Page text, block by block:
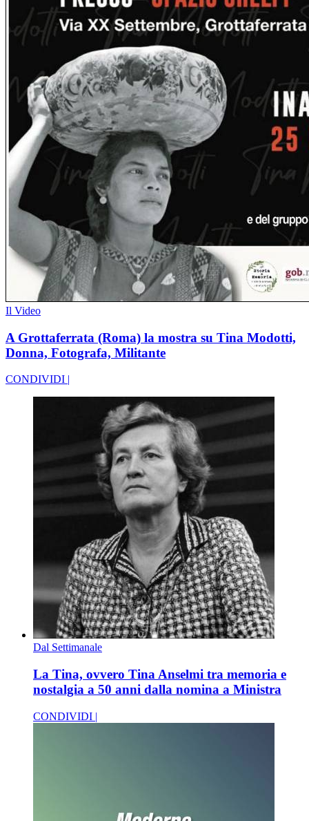
Il Video
A Grottaferrata (Roma) la mostra su Tina Modotti,
Donna, Fotografa, Militante
CONDIVIDI |
Dal Settimanale
La Tina, ovvero Tina Anselmi tra memoria e
nostalgia a 50 anni dalla nomina a Ministra
CONDIVIDI |